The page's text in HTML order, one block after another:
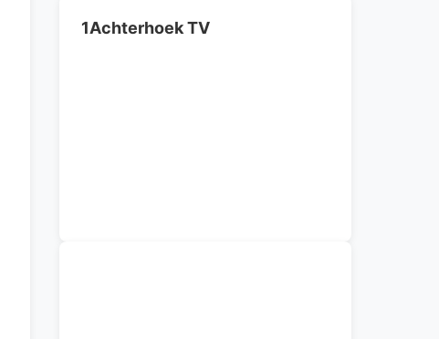
1Achterhoek TV